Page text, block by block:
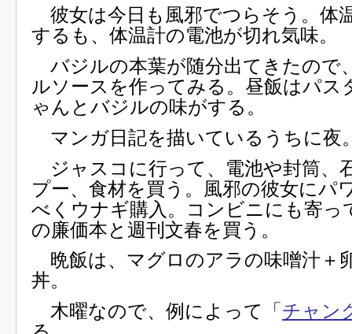
彼女は今日も風邪でつらそう。体
するも、体温計の電池が切れ気味。
バジルの本葉が随分出てきたので
ルソースを作ってみる。昼飯はパス
ゃんとバジルの味がする。
マンガ日記を描いているうちに夜
ジャスコに行って、電池や封筒、
プー、食材を買う。風邪の彼女にパ
べくウナギ購入。コンビニにも寄っ
の廉価本と週刊文春を買う。
晩飯は、マグロのアラの味噌汁＋
丼。
木曜なので、例によって「 チャン